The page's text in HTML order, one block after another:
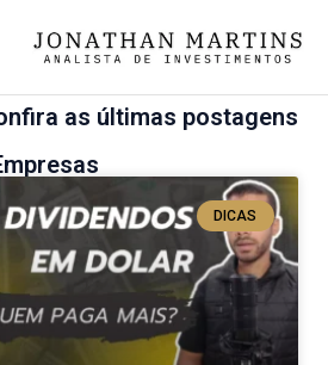
as últimas postagens
DICAS